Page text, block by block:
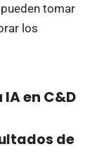
tomar
los
en C&D
de